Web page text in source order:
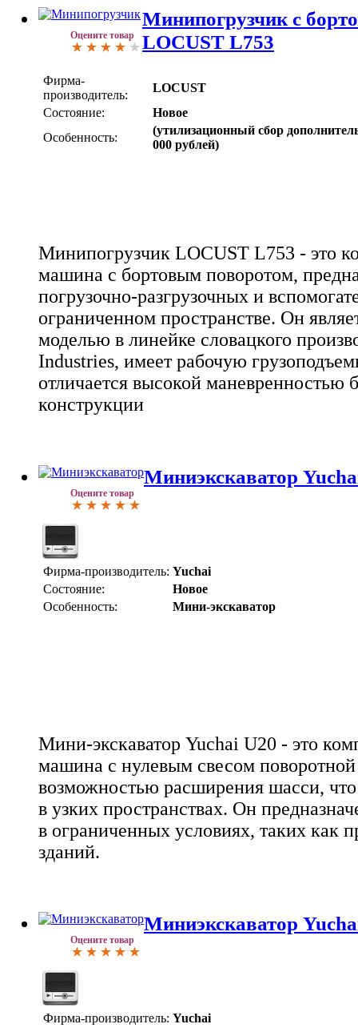
Оцените товар
Минипогрузчик с
LOCUST L753
Фирма-
производитель:
LOCUST
Состояние:
Новое
Особенность:
(утилизационный сбор
000 рублей)
Минипогрузчик LOCUST L753 - это
машина с бортовым поворотом,
погрузочно-разгрузочных и
ограниченном пространстве. Он
моделью в линейке словацкого
Industries, имеет рабочую
отличается высокой маневренностью
конструкции
Оцените товар
Миниэкскаватор
Фирма-производитель: Yuchai
Состояние:
Новое
Особенность:
Мини-экскаватор
Мини-экскаватор Yuchai U20 - это
машина с нулевым свесом
возможностью расширения шасси, что
в узких пространствах. Он
в ограниченных условиях, таких как
зданий.
Оцените товар
Миниэкскаватор
Фирма-производитель: Yuchai